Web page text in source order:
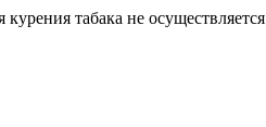
табака не осуществляется